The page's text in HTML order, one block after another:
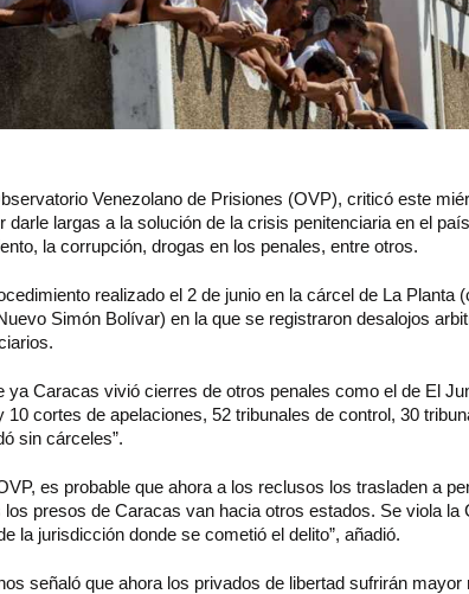
Venezolano de Prisiones (OVP), criticó este
darle largas a la solución de la crisis penitenciaria en el
la corrupción, drogas en los penales, entre otros.
realizado el 2 de junio en la cárcel de La Planta
Simón Bolívar) en la que se registraron desalojos
ya Caracas vivió cierres de otros penales como el de El
10 cortes de apelaciones, 52 tribunales de control, 30
sin cárceles”.
es probable que ahora a los reclusos los trasladen a
los presos de Caracas van hacia otros estados. Se viola la
la jurisdicción donde se cometió el delito”, añadió.
señaló que ahora los privados de libertad sufrirán